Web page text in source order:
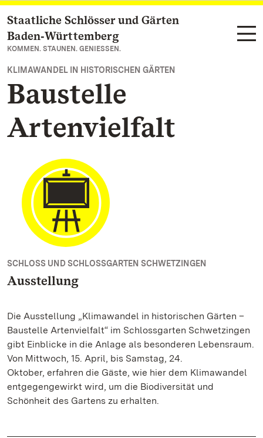
Zum Hauptinhalt springen
Staatliche Schlösser und Gärten
Baden‑Württemberg
KOMMEN. STAUNEN. GENIESSEN.
KLIMAWANDEL IN HISTORISCHEN GÄRTEN
Baustelle
Artenvielfalt
SCHLOSS UND SCHLOSSGARTEN SCHWETZINGEN
Ausstellung
Die Ausstellung „Klimawandel in historischen Gärten –
Baustelle Artenvielfalt“ im Schlossgarten Schwetzingen
gibt Einblicke in die Anlage als besonderen Lebensraum.
Von Mittwoch, 15. April, bis Samstag, 24.
Oktober, erfahren die Gäste, wie hier dem Klimawandel
entgegengewirkt wird, um die Biodiversität und
Schönheit des Gartens zu erhalten.